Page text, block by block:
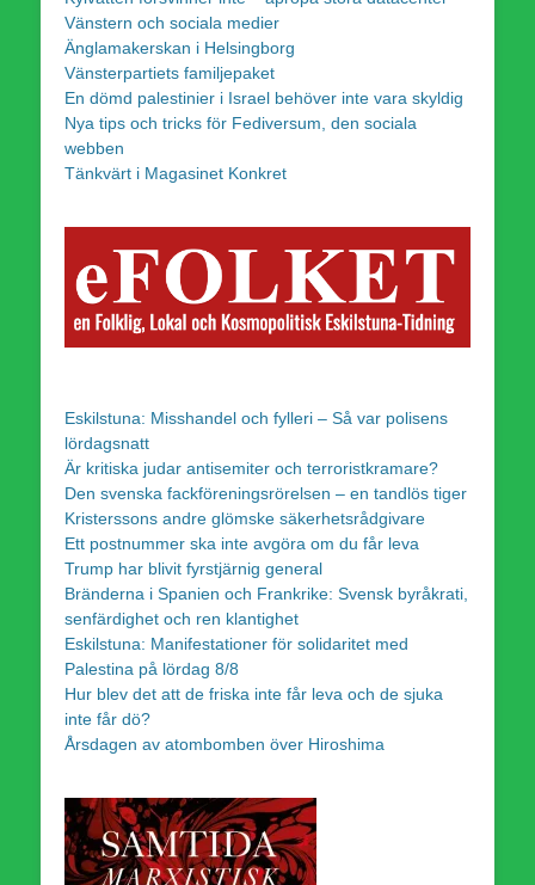
Vänstern och sociala medier
Änglamakerskan i Helsingborg
Vänsterpartiets familjepaket
En dömd palestinier i Israel behöver inte vara skyldig
Nya tips och tricks för Fediversum, den sociala
webben
Tänkvärt i Magasinet Konkret
Eskilstuna: Misshandel och fylleri – Så var polisens
lördagsnatt
Är kritiska judar antisemiter och terroristkramare?
Den svenska fackföreningsrörelsen – en tandlös tiger
Kristerssons andre glömske säkerhetsrådgivare
Ett postnummer ska inte avgöra om du får leva
Trump har blivit fyrstjärnig general
Bränderna i Spanien och Frankrike: Svensk byråkrati,
senfärdighet och ren klantighet
Eskilstuna: Manifestationer för solidaritet med
Palestina på lördag 8/8
Hur blev det att de friska inte får leva och de sjuka
inte får dö?
Årsdagen av atombomben över Hiroshima